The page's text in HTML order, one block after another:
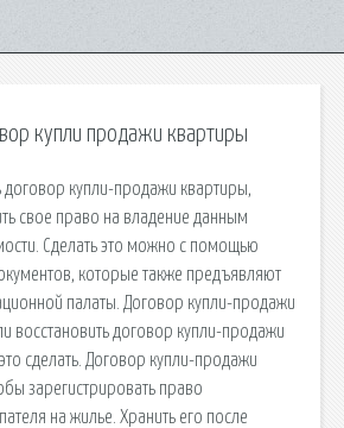
купли продажи квартиры
договор купли-продажи квартиры,
свое право на владение данным
Сделать это можно с помощью
которые также предъявляют
палаты. Договор купли-продажи
восстановить договор купли-продажи
сделать. Договор купли-продажи
зарегистрировать право
на жилье. Хранить его после